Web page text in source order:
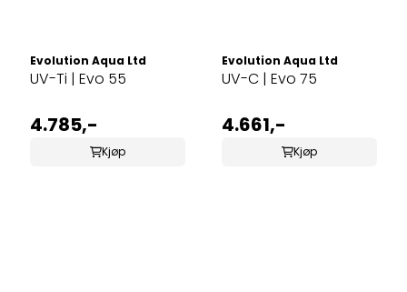
Evolution Aqua Ltd
UV-Ti | Evo 55
4.785,-
Kjøp
Evolution Aqua Ltd
UV-C | Evo 75
4.661,-
Kjøp